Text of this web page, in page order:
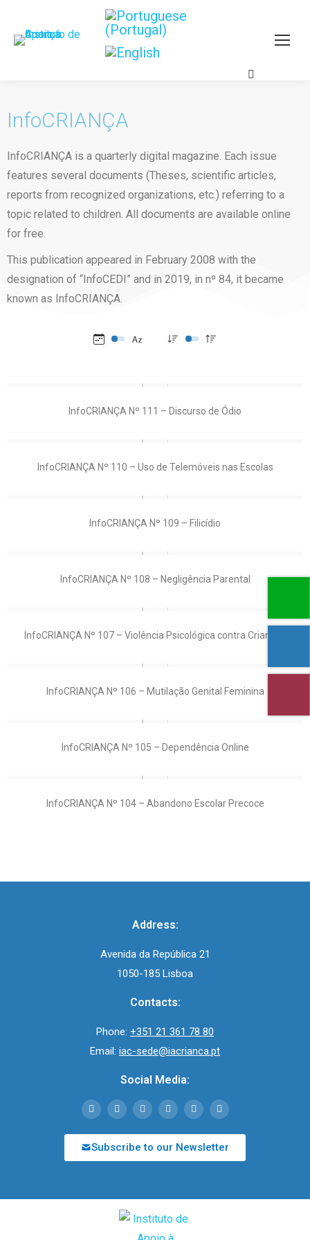
InfoCRIANÇA
InfoCRIANÇA is a quarterly digital magazine. Each issue
features several documents (Theses, scientific articles,
reports from recognized organizations, etc.) referring to a
topic related to children. All documents are available online
for free.
This publication appeared in February 2008 with the
designation of “InfoCEDI” and in 2019, in nº 84, it became
known as InfoCRIANÇA.
InfoCRIANÇA Nº 111 – Discurso de Ódio
InfoCRIANÇA Nº 110 – Uso de Telemóveis nas Escolas
InfoCRIANÇA Nº 109 – Filicídio
InfoCRIANÇA Nº 108 – Negligência Parental
InfoCRIANÇA Nº 107 – Violência Psicológica contra Crianças
InfoCRIANÇA Nº 106 – Mutilação Genital Feminina
InfoCRIANÇA Nº 105 – Dependência Online
InfoCRIANÇA Nº 104 – Abandono Escolar Precoce
Address:
Avenida da República 21
1050-185 Lisboa
Contacts:
Phone: +351 21 361 78 80
Email: iac-sede@iacrianca.pt
Social Media:
Subscribe to our Newsletter